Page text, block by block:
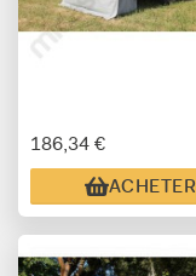
186,34 €
ACHETER